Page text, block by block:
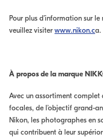
Pour plus d’information sur
veuillez visiter www.nikon.ca.
À propos de la marque
Avec un assortiment complet
focales, de l’objectif grand-
Nikon, les photographes en
qui contribuent à leur